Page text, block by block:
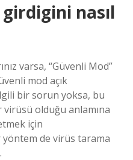
nasıl
varsa, “Güvenli Mod”
mod açık
bir sorun yoksa, bu
virüsü olduğu anlamına
için
de virüs tarama